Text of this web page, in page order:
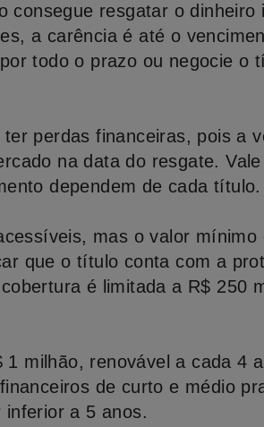
consegue resgatar o dinheiro
a carência é até o
todo o prazo ou negocie o
perdas financeiras, pois a
na data do resgate.
dependem de cada título.
mas o valor mínimo
que o título conta com a
cobertura é limitada a R$ 250
milhão, renovável a cada 4
de curto e médio
inferior a 5 anos.